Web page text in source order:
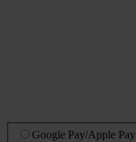
Google Pay/Apple Pay